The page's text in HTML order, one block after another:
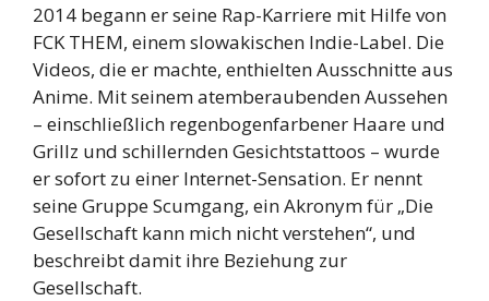
2014 begann er seine Rap-Karriere mit Hilfe von
FCK THEM, einem slowakischen Indie-Label. Die
Videos, die er machte, enthielten Ausschnitte aus
Anime. Mit seinem atemberaubenden Aussehen
– einschließlich regenbogenfarbener Haare und
Grillz und schillernden Gesichtstattoos – wurde
er sofort zu einer Internet-Sensation. Er nennt
seine Gruppe Scumgang, ein Akronym für „Die
Gesellschaft kann mich nicht verstehen“, und
beschreibt damit ihre Beziehung zur
Gesellschaft.